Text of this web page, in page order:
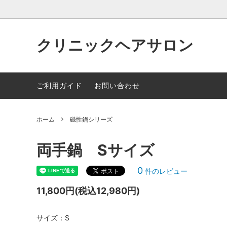
クリニックヘアサロン
ハレヒナシリーズ
TBK/佐
ご利用ガイド
お問い合わせ
ホーム 磁性鍋シリーズ
両手鍋 Sサイズ
0 件のレビュー
11,800円(税込12,980円)
サイズ：S